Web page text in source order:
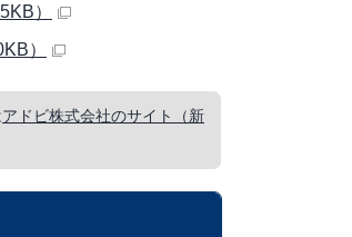
）
）
アドビ株式会社のサイト（新